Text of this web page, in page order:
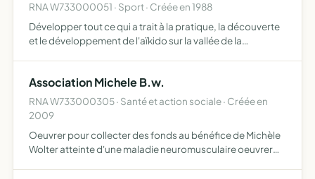
RNA W733000051 · Sport · Créée en 1988
Développer tout ce qui a trait à la pratique, la découverte
et le développement de l'aïkido sur la vallée de la
Association Michele B.w.
RNA W733000305 · Santé et action sociale · Créée en
2009
Oeuvrer pour collecter des fonds au bénéfice de Michèle
Wolter atteinte d'une maladie neuromusculaire oeuvrer